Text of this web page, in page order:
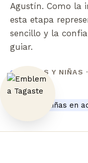
Agustín. Como la
esta etapa
sencillo y la
guiar.
NIÑOS Y NIÑAS ·